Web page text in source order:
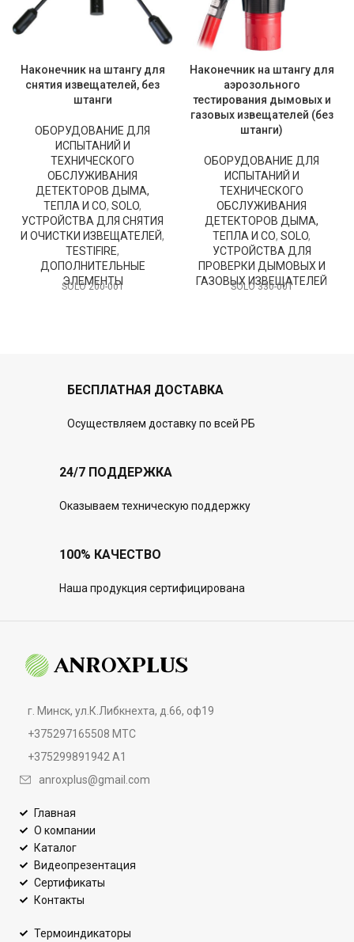
Наконечник на штангу для
снятия извещателей, без
штанги
ОБОРУДОВАНИЕ ДЛЯ
ИСПЫТАНИЙ И
ТЕХНИЧЕСКОГО
ОБСЛУЖИВАНИЯ
ДЕТЕКТОРОВ ДЫМА,
ТЕПЛА И СО, SOLO,
УСТРОЙСТВА ДЛЯ СНЯТИЯ
И ОЧИСТКИ ИЗВЕЩАТЕЛЕЙ,
TESTIFIRE,
ДОПОЛНИТЕЛЬНЫЕ
ЭЛЕМЕНТЫ
SOLO 200-001
Наконечник на штангу для
аэрозольного
тестирования дымовых и
газовых извещателей (без
штанги)
ОБОРУДОВАНИЕ ДЛЯ
ИСПЫТАНИЙ И
ТЕХНИЧЕСКОГО
ОБСЛУЖИВАНИЯ
ДЕТЕКТОРОВ ДЫМА,
ТЕПЛА И СО, SOLO,
УСТРОЙСТВА ДЛЯ
ПРОВЕРКИ ДЫМОВЫХ И
ГАЗОВЫХ ИЗВЕЩАТЕЛЕЙ
SOLO 330-001
БЕСПЛАТНАЯ ДОСТАВКА
Осуществляем доставку по всей РБ
24/7 ПОДДЕРЖКА
Оказываем техническую поддержку
100% КАЧЕСТВО
Наша продукция сертифицирована
г. Минск, ул.К.Либкнехта, д.66, оф19
+375297165508 МТС
+375299891942 А1
anroxplus@gmail.com
Главная
О компании
Каталог
Видеопрезентация
Сертификаты
Контакты
Термоиндикаторы